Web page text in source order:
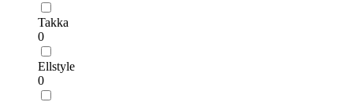
Takka
0
Ellstyle
0